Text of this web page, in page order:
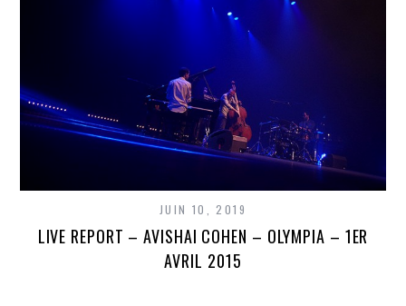
JUIN 10, 2019
LIVE REPORT – AVISHAI COHEN – OLYMPIA – 1ER
AVRIL 2015